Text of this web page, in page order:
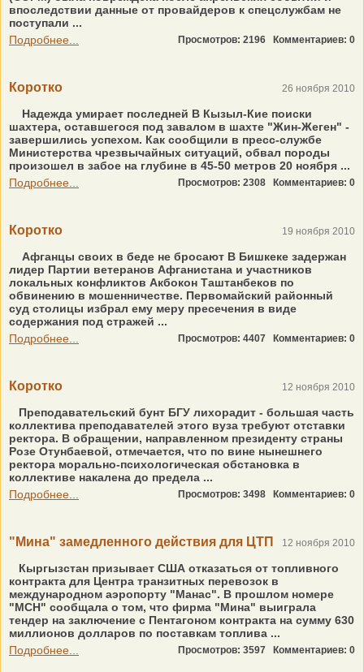
впоследствии данные от провайдеров к спецслужбам не
поступали ...
Подробнее...
Просмотров: 2196 Комментариев: 0
Коротко 26 ноября 2010
Надежда умирает последней В Кызыл-Кие поиски
шахтера, оставшегося под завалом в шахте "Жин-Жеген" -
завершились успехом. Как сообщили в пресс-службе
Министерства чрезвычайных ситуаций, обвал породы
произошел в забое на глубине в 45-50 метров 20 ноября ...
Подробнее...
Просмотров: 2308 Комментариев: 0
Коротко 19 ноября 2010
Афганцы своих в беде не бросают В Бишкеке задержан
лидер Партии ветеранов Афганистана и участников
локальных конфликтов Акбокон Таштанбеков по
обвинению в мошенничестве. Первомайский районный
суд столицы избрал ему меру пресечения в виде
содержания под стражей ...
Подробнее...
Просмотров: 4407 Комментариев: 0
Коротко 12 ноября 2010
Преподавательский бунт БГУ лихорадит - большая часть
коллектива преподавателей этого вуза требуют отставки
ректора. В обращении, направленном президенту страны
Розе Отунбаевой, отмечается, что по вине нынешнего
ректора морально-психологическая обстановка в
коллективе накалена до предела ...
Подробнее...
Просмотров: 3498 Комментариев: 0
"Мина" замедленного действия для ЦТП 12 ноября 2010
Кыргызстан призывает США отказаться от топливного
контракта для Центра транзитных перевозок в
международном аэропорту "Манас". В прошлом номере
"МСН" сообщала о том, что фирма "Мина" выиграла
тендер на заключение с Пентагоном контракта на сумму 630
миллионов долларов по поставкам топлива ...
Подробнее...
Просмотров: 3597 Комментариев: 0